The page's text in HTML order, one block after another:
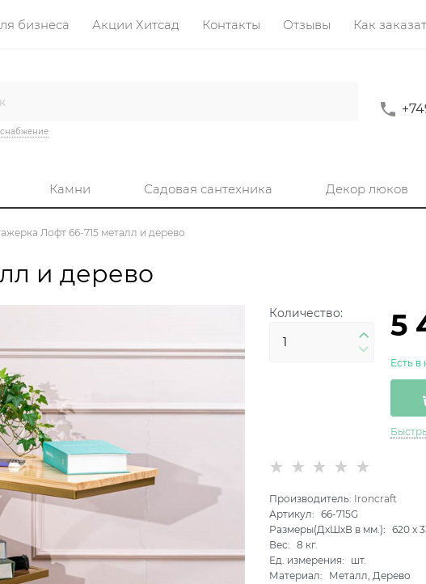
бизнеса Акции Хитсад Контакты Отзывы Как
Камни Садовая сантехника Декор люков
Лофт 66-715 металл и дерево
и дерево
Количество: 5
Есть в
Производитель: Ironcraft
Артикул:
66-715G
Размеры(ДхШхВ в мм.):
620 x
Вес:
8 кг.
Ед. измерения:
шт.
Материал:
Металл, Дерево